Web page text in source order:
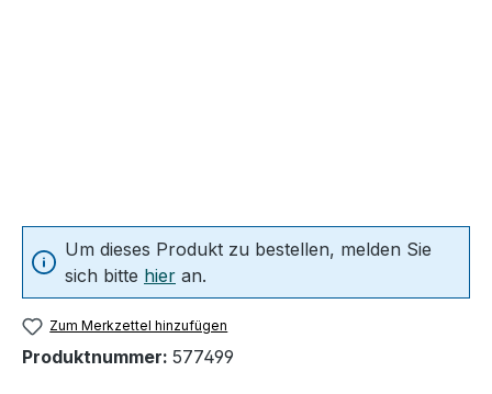
Um dieses Produkt zu bestellen, melden Sie
sich bitte hier an.
Zum Merkzettel hinzufügen
Produktnummer: 577499